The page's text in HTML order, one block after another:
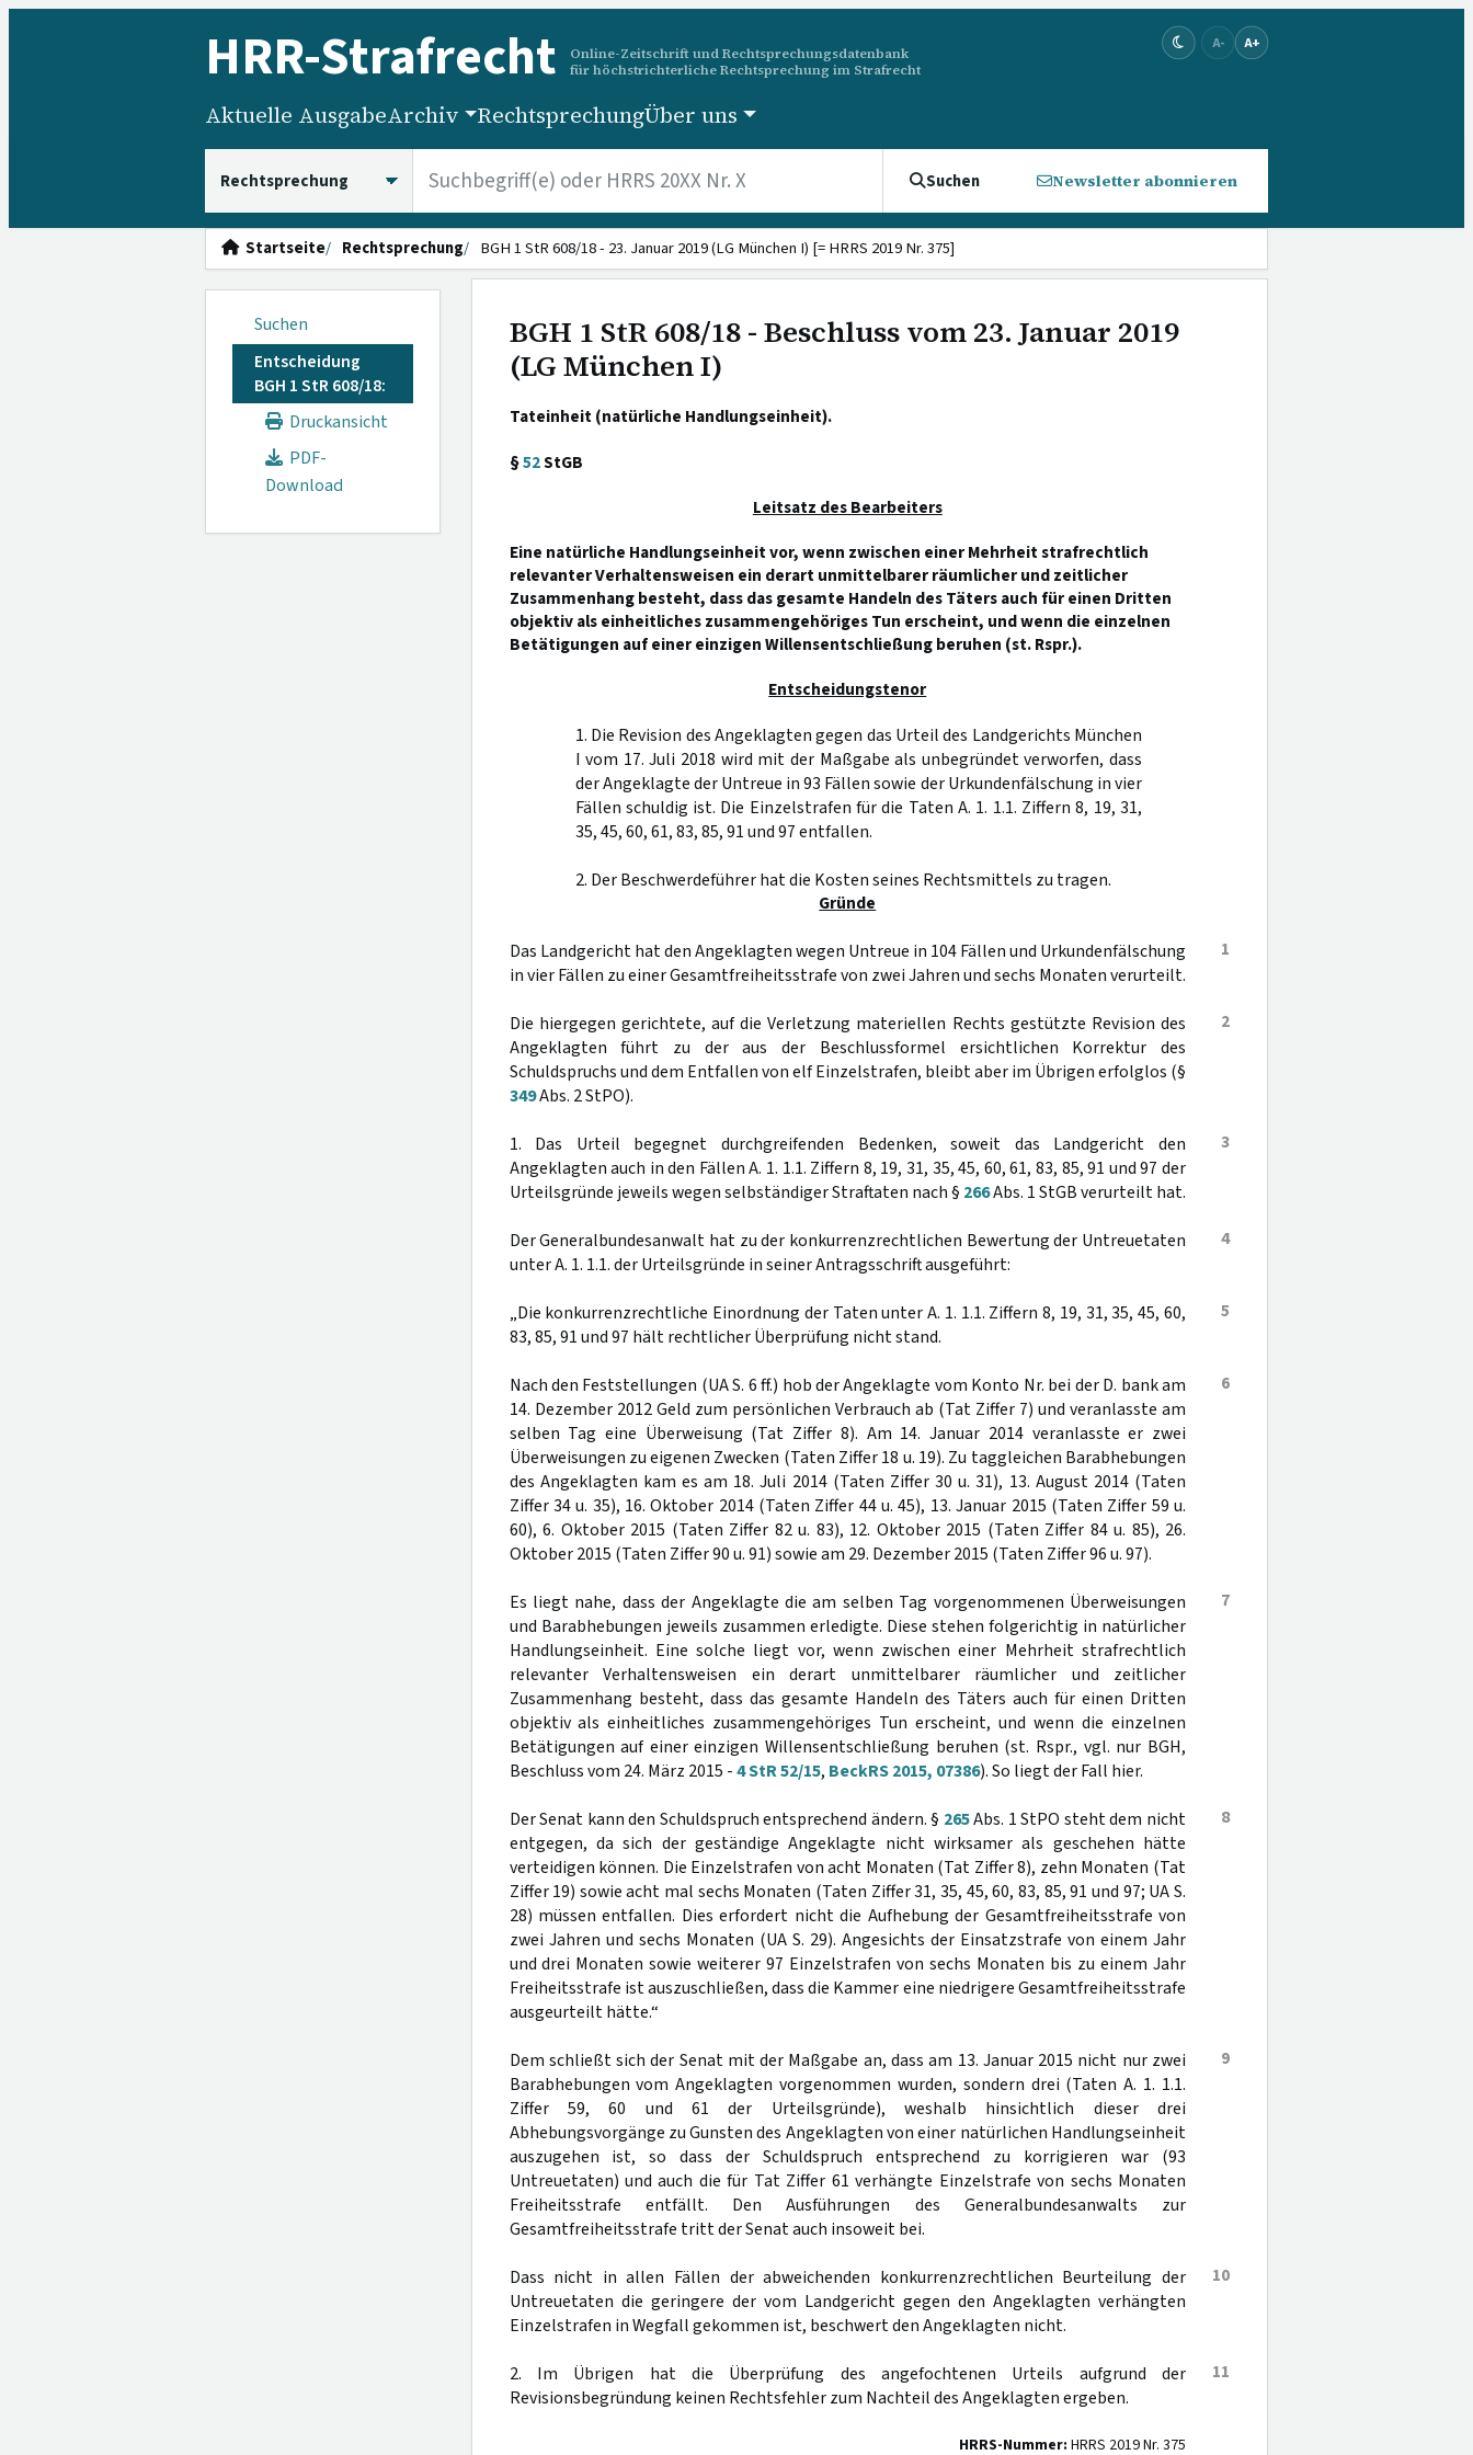
HRR-Strafrecht
Online-Zeitschrift und Rechtsprechungsdatenbank
für höchstrichterliche Rechtsprechung im Strafrecht
A- A+
Aktuelle AusgabeArchiv RechtsprechungÜber uns
Suchen Newsletter abonnieren
Startseite Rechtsprechung BGH 1 StR 608/18 - 23. Januar 2019 (LG München I) [= HRRS 2019 Nr. 375]
Suchen
Entscheidung
BGH 1 StR 608/18:
Druckansicht
PDF-
Download
BGH 1 StR 608/18 - Beschluss vom 23. Januar 2019
(LG München I)
Tateinheit (natürliche Handlungseinheit).
§52StGB
Leitsatz des Bearbeiters
Eine natürliche Handlungseinheit vor, wenn zwischen einer Mehrheit strafrechtlich
relevanter Verhaltensweisen ein derart unmittelbarer räumlicher und zeitlicher
Zusammenhang besteht, dass das gesamte Handeln des Täters auch für einen Dritten
objektiv als einheitliches zusammengehöriges Tun erscheint, und wenn die einzelnen
Betätigungen auf einer einzigen Willensentschließung beruhen (st. Rspr.).
Entscheidungstenor
1. Die Revision des Angeklagten gegen das Urteil des Landgerichts München
I vom 17. Juli 2018 wird mit der Maßgabe als unbegründet verworfen, dass
der Angeklagte der Untreue in 93 Fällen sowie der Urkundenfälschung in vier
Fällen schuldig ist. Die Einzelstrafen für die Taten A. 1. 1.1. Ziffern 8, 19, 31,
35, 45, 60, 61, 83, 85, 91 und 97 entfallen.
2. Der Beschwerdeführer hat die Kosten seines Rechtsmittels zu tragen.
Gründe
1
Das Landgericht hat den Angeklagten wegen Untreue in 104 Fällen und Urkundenfälschung
in vier Fällen zu einer Gesamtfreiheitsstrafe von zwei Jahren und sechs Monaten verurteilt.
2
Die hiergegen gerichtete, auf die Verletzung materiellen Rechts gestützte Revision des
Angeklagten führt zu der aus der Beschlussformel ersichtlichen Korrektur des
Schuldspruchs und dem Entfallen von elf Einzelstrafen, bleibt aber im Übrigen erfolglos (§
349Abs. 2 StPO).
3
1. Das Urteil begegnet durchgreifenden Bedenken, soweit das Landgericht den
Angeklagten auch in den Fällen A. 1. 1.1. Ziffern 8, 19, 31, 35, 45, 60, 61, 83, 85, 91 und 97 der
Urteilsgründe jeweils wegen selbständiger Straftaten nach § 266Abs. 1 StGB verurteilt hat.
4
Der Generalbundesanwalt hat zu der konkurrenzrechtlichen Bewertung der Untreuetaten
unter A. 1. 1.1. der Urteilsgründe in seiner Antragsschrift ausgeführt:
5
„Die konkurrenzrechtliche Einordnung der Taten unter A. 1. 1.1. Ziffern 8, 19, 31, 35, 45, 60,
83, 85, 91 und 97 hält rechtlicher Überprüfung nicht stand.
6
Nach den Feststellungen (UA S. 6 ff.) hob der Angeklagte vom Konto Nr. bei der D. bank am
14. Dezember 2012 Geld zum persönlichen Verbrauch ab (Tat Ziffer 7) und veranlasste am
selben Tag eine Überweisung (Tat Ziffer 8). Am 14. Januar 2014 veranlasste er zwei
Überweisungen zu eigenen Zwecken (Taten Ziffer 18 u. 19). Zu taggleichen Barabhebungen
des Angeklagten kam es am 18. Juli 2014 (Taten Ziffer 30 u. 31), 13. August 2014 (Taten
Ziffer 34 u. 35), 16. Oktober 2014 (Taten Ziffer 44 u. 45), 13. Januar 2015 (Taten Ziffer 59 u.
60), 6. Oktober 2015 (Taten Ziffer 82 u. 83), 12. Oktober 2015 (Taten Ziffer 84 u. 85), 26.
Oktober 2015 (Taten Ziffer 90 u. 91) sowie am 29. Dezember 2015 (Taten Ziffer 96 u. 97).
7
Es liegt nahe, dass der Angeklagte die am selben Tag vorgenommenen Überweisungen
und Barabhebungen jeweils zusammen erledigte. Diese stehen folgerichtig in natürlicher
Handlungseinheit. Eine solche liegt vor, wenn zwischen einer Mehrheit strafrechtlich
relevanter Verhaltensweisen ein derart unmittelbarer räumlicher und zeitlicher
Zusammenhang besteht, dass das gesamte Handeln des Täters auch für einen Dritten
objektiv als einheitliches zusammengehöriges Tun erscheint, und wenn die einzelnen
Betätigungen auf einer einzigen Willensentschließung beruhen (st. Rspr., vgl. nur BGH,
Beschluss vom 24. März 2015 -4 StR 52/15, BeckRS 2015, 07386). So liegt der Fall hier.
8
Der Senat kann den Schuldspruch entsprechend ändern. § 265Abs. 1 StPO steht dem nicht
entgegen, da sich der geständige Angeklagte nicht wirksamer als geschehen hätte
verteidigen können. Die Einzelstrafen von acht Monaten (Tat Ziffer 8), zehn Monaten (Tat
Ziffer 19) sowie acht mal sechs Monaten (Taten Ziffer 31, 35, 45, 60, 83, 85, 91 und 97; UA S.
28) müssen entfallen. Dies erfordert nicht die Aufhebung der Gesamtfreiheitsstrafe von
zwei Jahren und sechs Monaten (UA S. 29). Angesichts der Einsatzstrafe von einem Jahr
und drei Monaten sowie weiterer 97 Einzelstrafen von sechs Monaten bis zu einem Jahr
Freiheitsstrafe ist auszuschließen, dass die Kammer eine niedrigere Gesamtfreiheitsstrafe
ausgeurteilt hätte.“
9
Dem schließt sich der Senat mit der Maßgabe an, dass am 13. Januar 2015 nicht nur zwei
Barabhebungen vom Angeklagten vorgenommen wurden, sondern drei (Taten A. 1. 1.1.
Ziffer 59, 60 und 61 der Urteilsgründe), weshalb hinsichtlich dieser drei
Abhebungsvorgänge zu Gunsten des Angeklagten von einer natürlichen Handlungseinheit
auszugehen ist, so dass der Schuldspruch entsprechend zu korrigieren war (93
Untreuetaten) und auch die für Tat Ziffer 61 verhängte Einzelstrafe von sechs Monaten
Freiheitsstrafe entfällt. Den Ausführungen des Generalbundesanwalts zur
Gesamtfreiheitsstrafe tritt der Senat auch insoweit bei.
10
Dass nicht in allen Fällen der abweichenden konkurrenzrechtlichen Beurteilung der
Untreuetaten die geringere der vom Landgericht gegen den Angeklagten verhängten
Einzelstrafen in Wegfall gekommen ist, beschwert den Angeklagten nicht.
11
2. Im Übrigen hat die Überprüfung des angefochtenen Urteils aufgrund der
Revisionsbegründung keinen Rechtsfehler zum Nachteil des Angeklagten ergeben.
HRRS-Nummer: HRRS 2019 Nr. 375